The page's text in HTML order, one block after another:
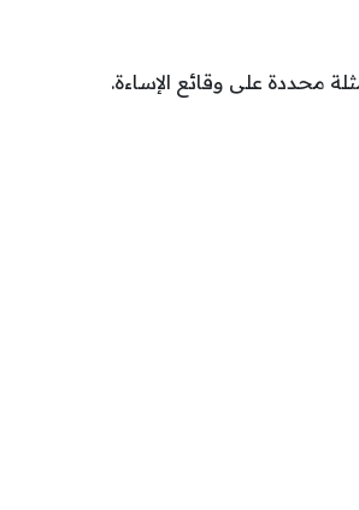
محددة على وقائع الإساءة.